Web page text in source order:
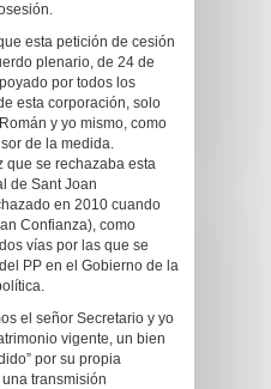
esta petición de cesión
plenario, de 24 de
por todos los
esta corporación, solo
y yo mismo, como
de la medida.
que se rechazaba esta
de Sant Joan
en 2010 cuando
Confianza), como
vías por las que se
PP en el Gobierno de la
el señor Secretario y yo
vigente, un bien
por su propia
transmisión